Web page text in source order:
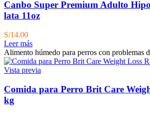
Canbo Super Premium Adulto
lata 11oz
S/14.00
Leer más
Alimento húmedo para perros con problemas
Vista previa
Comida para Perro Brit Care
kg